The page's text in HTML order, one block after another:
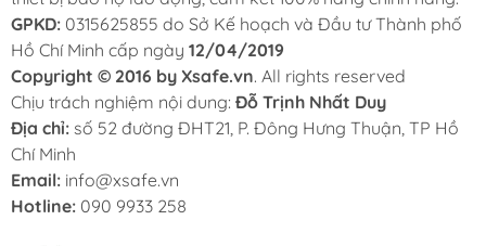
GPKD: 0315625855 do Sở Kế hoạch và Đầu tư Thành phố
Hồ Chí Minh cấp ngày 12/04/2019
Copyright © 2016 by Xsafe.vn. All rights reserved
Chịu trách nghiệm nội dung: Đỗ Trịnh Nhất Duy
Địa chỉ: số 52 đường ĐHT21, P. Đông Hưng Thuận, TP Hồ
Chí Minh
Email: info@xsafe.vn
Hotline: 090 9933 258